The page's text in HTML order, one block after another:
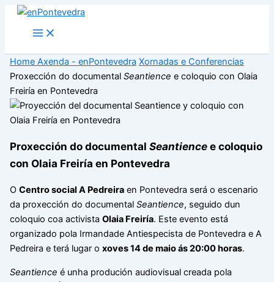
Main
Menu
Home Axenda - enPontevedra Xornadas e Conferencias
Proxección do documental Seantience e coloquio con Olaia
Freiría en Pontevedra
Proxección do documental Seantiencee coloquio
con Olaia Freiría en Pontevedra
O Centro social A Pedreiraen Pontevedra será o escenario
da proxección do documental Seantience, seguido dun
coloquio coa activista Olaia Freiría. Este evento está
organizado pola Irmandade Antiespecista de Pontevedra e A
Pedreira e terá lugar o xoves 14 de maio ás 20:00 horas.
Seantience é unha produción audiovisual creada pola